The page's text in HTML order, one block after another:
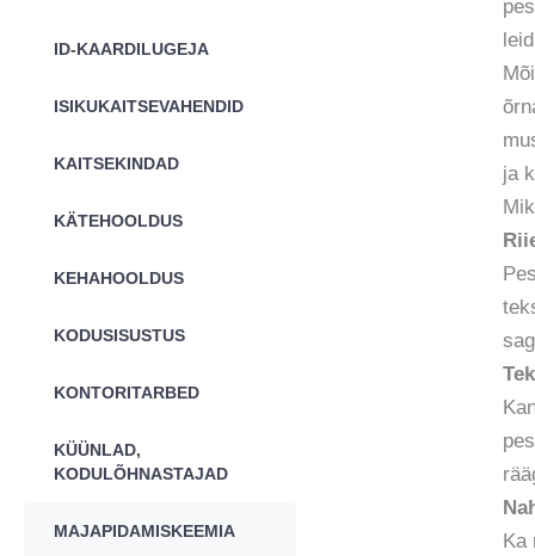
ID-KAARDILUGEJA
ISIKUKAITSEVAHENDID
KAITSEKINDAD
KÄTEHOOLDUS
KEHAHOOLDUS
KODUSISUSTUS
KONTORITARBED
KÜÜNLAD,
KODULÕHNASTAJAD
MAJAPIDAMISKEEMIA
ja
Ka